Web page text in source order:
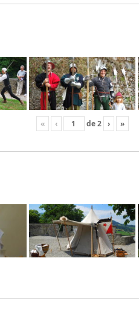
« ‹ de2 › »